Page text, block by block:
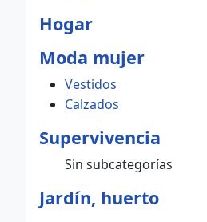
Hogar
Moda mujer
Vestidos
Calzados
Supervivencia
Sin subcategorías
Jardín, huerto